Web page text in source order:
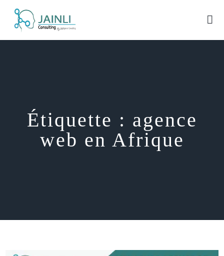
Étiquette : agence
web en Afrique